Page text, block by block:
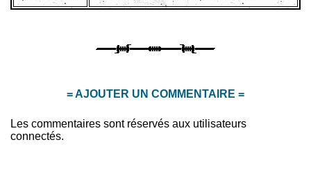
= AJOUTER UN COMMENTAIRE =
Les commentaires sont réservés aux utilisateurs
connectés.